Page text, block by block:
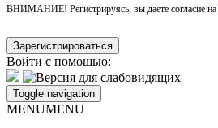
ВНИМАНИЕ! Регистрируясь, вы даете согласие на
Войти с помощью:
Toggle navigation
MENUMENU